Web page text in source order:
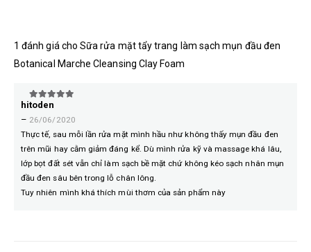
1 đánh giá choSữa rửa mặt tẩy trang làm sạch mụn đầu đen
Botanical Marche Cleansing Clay Foam
5trên 5
hitoden
– 26/06/2020
Thực tế, sau mỗi lần rửa mặt mình hầu như không thấy mụn đầu đen
trên mũi hay cằm giảm đáng kể. Dù mình rửa kỹ và massage khá lâu,
lớp bọt đất sét vẫn chỉ làm sạch bề mặt chứ không kéo sạch nhân mụn
đầu đen sâu bên trong lỗ chân lông.
Tuy nhiên mình khá thích mùi thơm của sản phẩm này